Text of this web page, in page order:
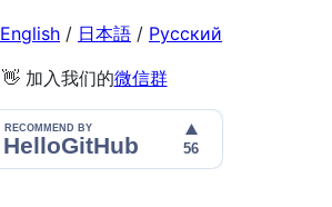
English / 日本語 / Русский
👋 加入我们的微信群